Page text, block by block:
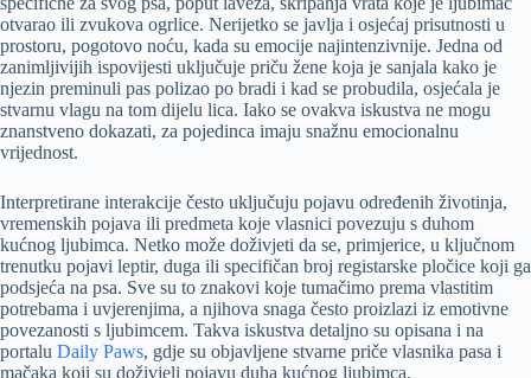
otvarao ili zvukova ogrlice. Nerijetko se javlja i osjećaj prisutnosti u
prostoru, pogotovo noću, kada su emocije najintenzivnije. Jedna od
zanimljivijih ispovijesti uključuje priču žene koja je sanjala kako je
njezin preminuli pas polizao po bradi i kad se probudila, osjećala je
stvarnu vlagu na tom dijelu lica. Iako se ovakva iskustva ne mogu
znanstveno dokazati, za pojedinca imaju snažnu emocionalnu
vrijednost.
Interpretirane interakcije često uključuju pojavu određenih životinja,
vremenskih pojava ili predmeta koje vlasnici povezuju s duhom
kućnog ljubimca. Netko može doživjeti da se, primjerice, u ključnom
trenutku pojavi leptir, duga ili specifičan broj registarske pločice koji ga
podsjeća na psa. Sve su to znakovi koje tumačimo prema vlastitim
potrebama i uvjerenjima, a njihova snaga često proizlazi iz emotivne
povezanosti s ljubimcem. Takva iskustva detaljno su opisana i na
portalu Daily Paws, gdje su objavljene stvarne priče vlasnika pasa i
mačaka koji su doživjeli pojavu duha kućnog ljubimca.